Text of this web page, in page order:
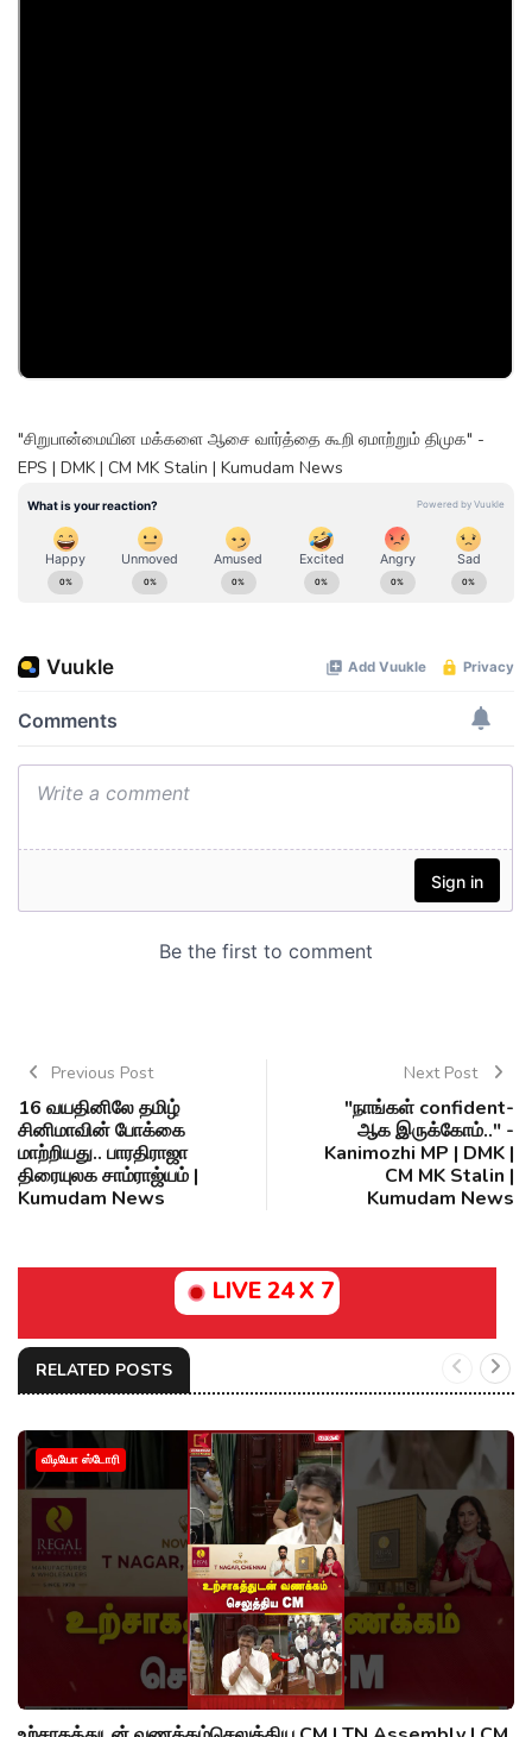
"சிறுபான்மையின மக்களை ஆசை வார்த்தை கூறி ஏமாற்றும் திமுக" -
EPS | DMK | CM MK Stalin | Kumudam News
Previous Post
16 வயதினிலே தமிழ்
சினிமாவின் போக்கை
மாற்றியது.. பாரதிராஜா
திரையுலக சாம்ராஜ்யம் |
Kumudam News
Next Post
"நாங்கள் confident-
ஆக இருக்கோம்.." -
Kanimozhi MP | DMK |
CM MK Stalin |
Kumudam News
LIVE 24 X 7
RELATED POSTS
வீடியோ ஸ்டோரி